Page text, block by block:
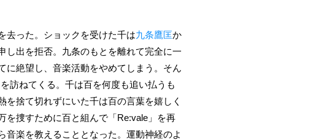
去った。ショックを受けた千は九条鷹匡か
し出を拒否。九条のもとを離れて完全に一
に絶望し、音楽活動をやめてしまう。そん
訪ねてくる。千は百を何度も追い払うも
捨て切れずにいた千は百の言葉を嬉しく
を捜すために百と組んで「Re:vale」を再
楽を教えることとなった。運動神経のよ